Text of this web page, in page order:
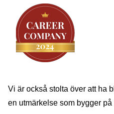
Vi är också stolta över att ha
en utmärkelse som bygger